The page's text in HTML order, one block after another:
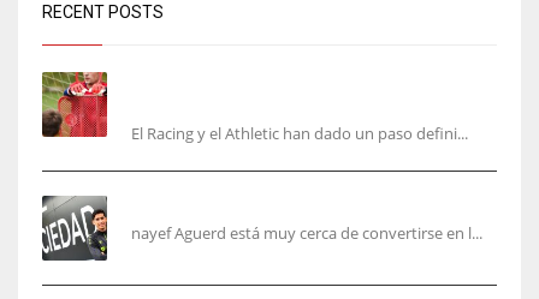
RECENT POSTS
El Racing y el Athletic han dado un paso defini...
nayef Aguerd está muy cerca de convertirse en l...